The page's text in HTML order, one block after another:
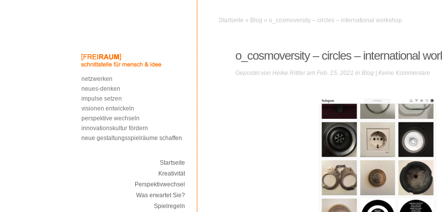
netzwerken
neues-denken
impulse setzen
visionen entwickeln
perspektive wechseln
innovationskultur fördern
neue gestaltungsspielräume schaffen
Startseite
Kreativität
Perspektivwechsel
Was erwartet Sie?
Spielregeln
Startseite » Blog » o_cosmoversity – circles – international workshop
o_cosmoversity – circles – international
Gepostet vonHeike Rittler am Feb. 15, 2021 inBlog |Keine Kommentare